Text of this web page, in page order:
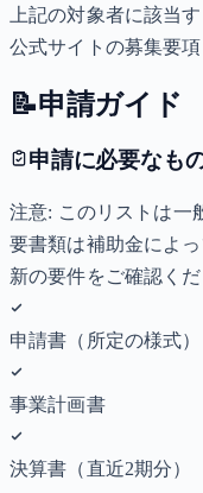
上記の対象者に該当
公式サイトの募集要
📝申請ガイド
申請に必要なも
注意: このリストは一
要書類は補助金によ
新の要件をご確認くだ
申請書（所定の様式）
事業計画書
決算書（直近2期分）